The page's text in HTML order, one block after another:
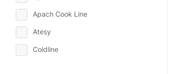
Apach Cook Line
Atesy
Coldline